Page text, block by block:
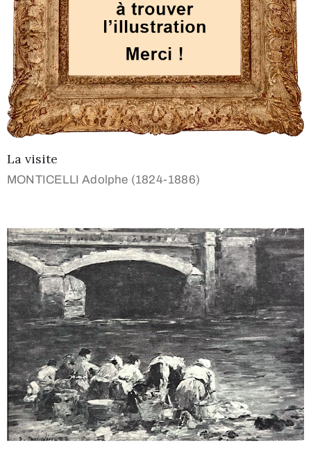
La visite
MONTICELLI Adolphe (1824-1886)